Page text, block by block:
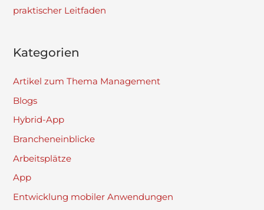
praktischer Leitfaden
Kategorien
Artikel zum Thema Management
Blogs
Hybrid-App
Brancheneinblicke
Arbeitsplätze
App
Entwicklung mobiler Anwendungen